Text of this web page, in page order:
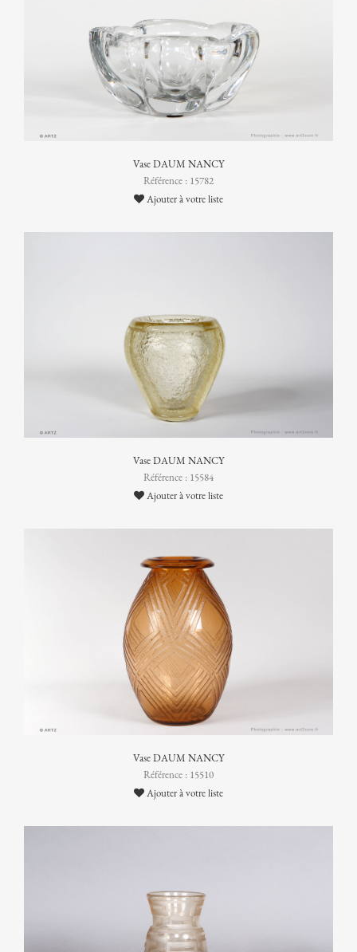
Vase DAUM NANCY
Référence : 15782
Ajouter à votre liste
Vase DAUM NANCY
Référence : 15584
Ajouter à votre liste
Vase DAUM NANCY
Référence : 15510
Ajouter à votre liste